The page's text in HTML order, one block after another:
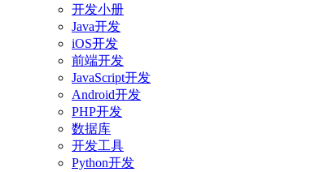
开发小册
Java开发
iOS开发
前端开发
JavaScript开发
Android开发
PHP开发
数据库
开发工具
Python开发